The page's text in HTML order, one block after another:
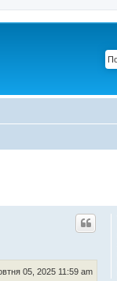
05, 2025 11:59 am